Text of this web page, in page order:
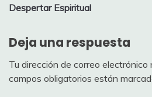
Despertar Espiritual
Deja una respuesta
Tu dirección de correo electrónico
campos obligatorios están